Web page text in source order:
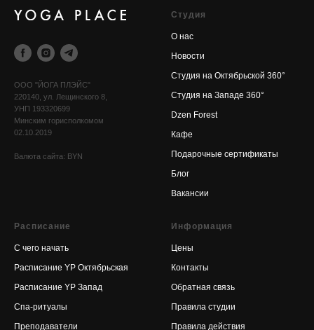
OOO "ЙОГА ПЛЭЙС"
220140, ул. Лещинского 8,
УНП 193320699
Минским горисполкомом
02.10.2019
Валюта сайта: BYN
Cтудия
О нас
Новости
Cтудия на Октябрьской 360°
Cтудия на Западе 360°
Dzen Forest
Кафе
Подарочные сертификаты
Блог
Вакансии
Расписание
С чего начать
Расписание YP Октябрьская
Расписание YP Запад
Спа-ритуалы
Преподаватели
Информация
Цены
Контакты
Обратная связь
Правила студии
Правила действия